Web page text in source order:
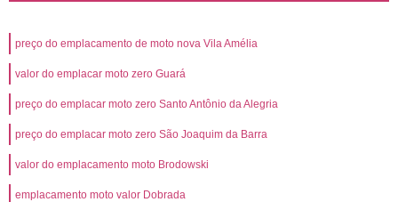
preço do emplacamento de moto nova Vila Amélia
valor do emplacar moto zero Guará
preço do emplacar moto zero Santo Antônio da Alegria
preço do emplacar moto zero São Joaquim da Barra
valor do emplacamento moto Brodowski
emplacamento moto valor Dobrada